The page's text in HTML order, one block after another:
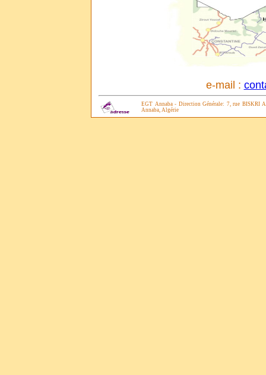
e-mail :
EGT Annaba - Direction Générale: 7, rue BISKRI
Annaba, Algérie